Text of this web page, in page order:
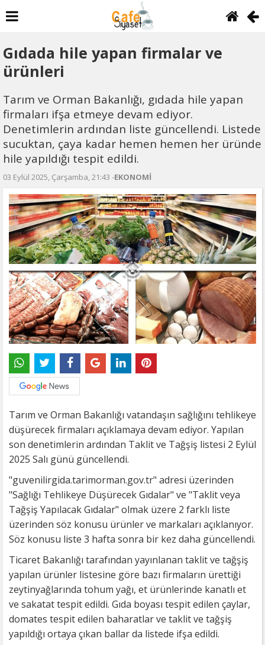
Gıdada hile yapan firmalar ve
ürünleri
Tarım ve Orman Bakanlığı, gıdada hile yapan
firmaları ifşa etmeye devam ediyor.
Denetimlerin ardından liste güncellendi. Listede
sucuktan, çaya kadar hemen hemen her üründe
hile yapıldığı tespit edildi.
03 Eylül 2025, Çarşamba, 21:43 -EKONOMİ
Tarım ve Orman Bakanlığı vatandaşın sağlığını tehlikeye
düşürecek firmaları açıklamaya devam ediyor. Yapılan
son denetimlerin ardından Taklit ve Tağşiş listesi 2 Eylül
2025 Salı günü güncellendi.
"guvenilirgida.tarimorman.gov.tr" adresi üzerinden
"Sağlığı Tehlikeye Düşürecek Gıdalar" ve "Taklit veya
Tağşiş Yapılacak Gıdalar" olmak üzere 2 farklı liste
üzerinden söz konusu ürünler ve markaları açıklanıyor.
Söz konusu liste 3 hafta sonra bir kez daha güncellendi.
Ticaret Bakanlığı tarafından yayınlanan taklit ve tağşiş
yapılan ürünler listesine göre bazı firmaların ürettiği
zeytinyağlarında tohum yağı, et ürünlerinde kanatlı et
ve sakatat tespit edildi. Gıda boyası tespit edilen çaylar,
domates tespit edilen baharatlar ve taklit ve tağşiş
yapıldığı ortaya çıkan ballar da listede ifşa edildi.